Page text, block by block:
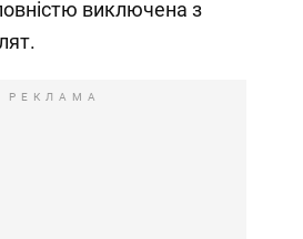
виключена з
РЕКЛАМА